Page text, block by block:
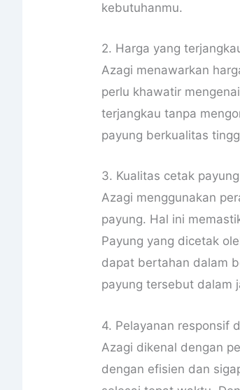
kebutuhanmu.
2. Harga yang
Azagi menawarkan
perlu khawatir
terjangkau tanpa
payung berkualitas
3. Kualitas cetak
Azagi menggunakan
payung. Hal ini
Payung yang dicetak
dapat bertahan dalam
payung tersebut dalam
4. Pelayanan responsif
Azagi dikenal dengan
dengan efisien dan